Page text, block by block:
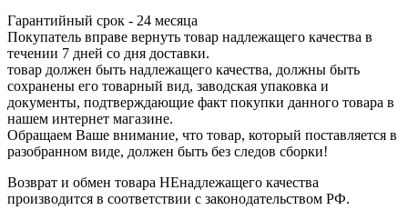
Гарантийный срок - 24 месяца
Покупатель вправе вернуть товар надлежащего качества в
течении 7 дней со дня доставки.
товар должен быть надлежащего качества, должны быть
сохранены его товарный вид, заводская упаковка и
документы, подтверждающие факт покупки данного товара в
нашем интернет магазине.
Обращаем Ваше внимание, что товар, который поставляется в
разобранном виде, должен быть без следов сборки!
Возврат и обмен товара НЕнадлежащего качества
производится в соответствии с законодательством РФ.